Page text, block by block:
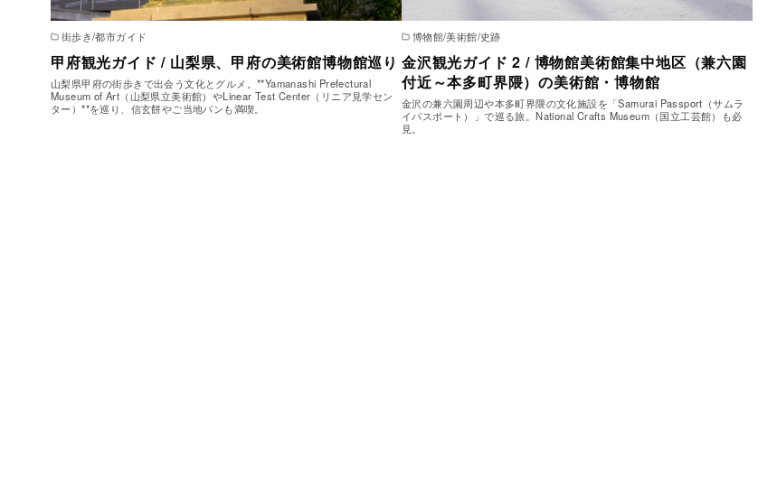
街歩き/都市ガイド
甲府観光ガイド / 山梨県、甲府の美術館博物館巡り
山梨県甲府の街歩きで出会う文化とグルメ。**Yamanashi Prefectural
Museum of Art（山梨県立美術館）やLinear Test Center（リニア見学セン
ター）**を巡り、信玄餅やご当地パンも満喫。
博物館/美術館/史跡
金沢観光ガイド 2 / 博物館美術館集中地区（兼六園
付近～本多町界隈）の美術館・博物館
金沢の兼六園周辺や本多町界隈の文化施設を「Samurai Passport（サムラ
イパスポート）」で巡る旅。National Crafts Museum（国立工芸館）も必
見。